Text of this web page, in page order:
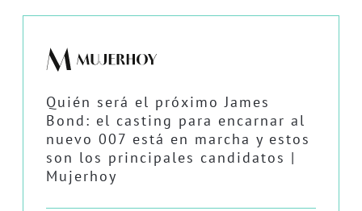
Quién será el próximo James
Bond: el casting para encarnar al
nuevo 007 está en marcha y estos
son los principales candidatos |
Mujerhoy